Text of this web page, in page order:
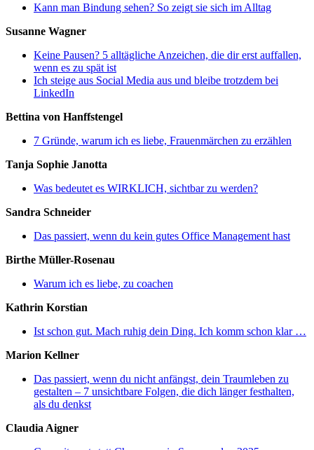
Kann man Bindung sehen? So zeigt sie sich im Alltag
Susanne Wagner
Keine Pausen? 5 alltägliche Anzeichen, die dir erst auffallen,
wenn es zu spät ist
Ich steige aus Social Media aus und bleibe trotzdem bei
LinkedIn
Bettina von Hanffstengel
7 Gründe, warum ich es liebe, Frauenmärchen zu erzählen
Tanja Sophie Janotta
Was bedeutet es WIRKLICH, sichtbar zu werden?
Sandra Schneider
Das passiert, wenn du kein gutes Office Management hast
Birthe Müller-Rosenau
Warum ich es liebe, zu coachen
Kathrin Korstian
Ist schon gut. Mach ruhig dein Ding. Ich komm schon klar …
Marion Kellner
Das passiert, wenn du nicht anfängst, dein Traumleben zu
gestalten – 7 unsichtbare Folgen, die dich länger festhalten,
als du denkst
Claudia Aigner